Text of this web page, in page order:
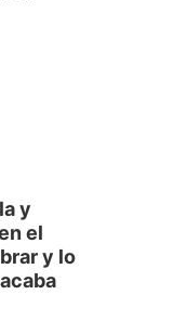
y
el
y lo